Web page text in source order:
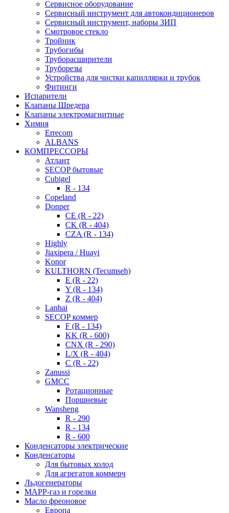
Сервисное оборудование
Сервисный инструмент для автокондиционеров
Сервисный инструмент, наборы ЗИП
Смотровое стекло
Тройник
Трубогибы
Труборасширители
Труборезы
Устройства для чистки капиллярки и трубок
Фитинги
Испарители
Клапаны Шредера
Клапаны электромагнитные
Химия
Errecom
ALBANS
КОМПРЕССОРЫ
Атлант
SECOP бытовые
Cubigel
R - 134
Copeland
Donper
CE (R - 22)
CK (R - 404)
CZA (R - 134)
Highly
Jiaxipera / Huayi
Konor
KULTHORN (Tecumseh)
E (R - 22)
Y (R - 134)
Z (R - 404)
Lanhai
SECOP коммер
F (R - 134)
KK (R - 600)
CNX (R - 290)
L/X (R - 404)
C (R - 22)
Zanussi
GMCC
Ротационные
Поршневые
Wansheng
R - 290
R - 134
R - 600
Конденсаторы электрические
Конденсаторы
Для бытовых холод
Для агрегатов коммерч
Льдогенераторы
МАРР-газ и горелки
Масло фреоновое
Европа